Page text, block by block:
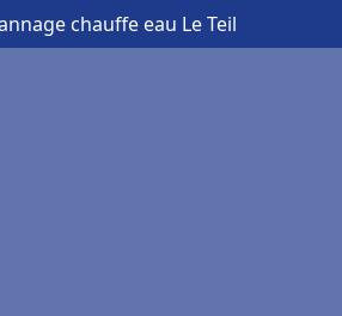
chauffe eau Le Teil